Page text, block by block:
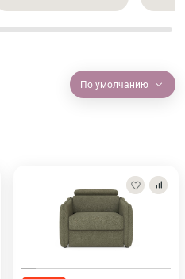
По умолчанию